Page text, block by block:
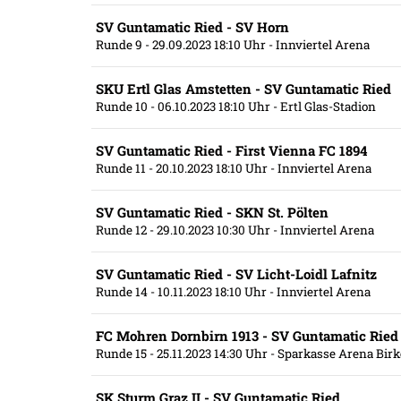
SV Guntamatic Ried - SV Horn
Runde 9 - 29.09.2023 18:10 Uhr - Innviertel Arena
SKU Ertl Glas Amstetten - SV Guntamatic Ried
Runde 10 - 06.10.2023 18:10 Uhr - Ertl Glas-Stadion
SV Guntamatic Ried - First Vienna FC 1894
Runde 11 - 20.10.2023 18:10 Uhr - Innviertel Arena
SV Guntamatic Ried - SKN St. Pölten
Runde 12 - 29.10.2023 10:30 Uhr - Innviertel Arena
SV Guntamatic Ried - SV Licht-Loidl Lafnitz
Runde 14 - 10.11.2023 18:10 Uhr - Innviertel Arena
FC Mohren Dornbirn 1913 - SV Guntamatic Ried
Runde 15 - 25.11.2023 14:30 Uhr - Sparkasse Arena